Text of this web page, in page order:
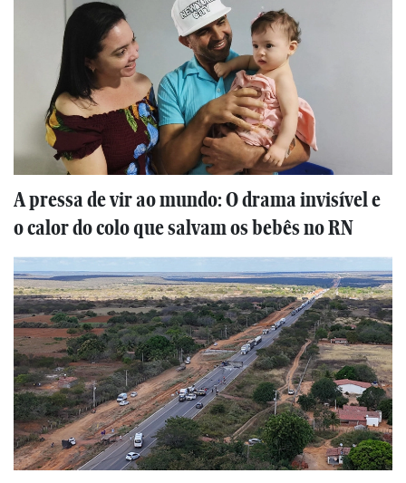
A pressa de vir ao mundo: O drama invisível e
o calor do colo que salvam os bebês no RN